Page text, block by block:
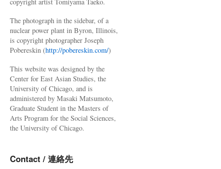
The photograph in the sidebar, of a
nuclear power plant in Byron, Illinois,
is copyright photographer Joseph
Pobereskin (http://pobereskin.com/)
This website was designed by the
Center for East Asian Studies, the
University of Chicago, and is
administered by Masaki Matsumoto,
Graduate Student in the Masters of
Arts Program for the Social Sciences,
the University of Chicago.
Contact / 連絡先